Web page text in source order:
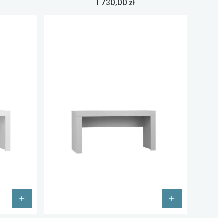
Cena
1 730,00 zł